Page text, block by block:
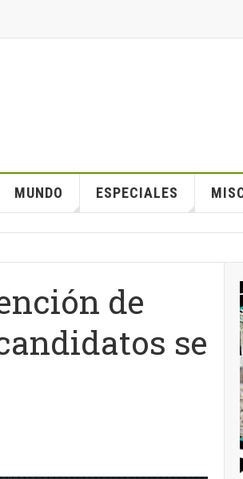
MUNDO ESPECIALES
de
se